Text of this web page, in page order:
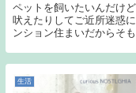
ペットを飼いたいんだけ
吠えたりしてご近所迷惑
ンション住まいだからそ
生活